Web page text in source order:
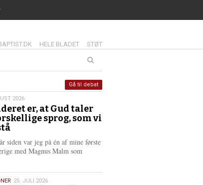
15.0:
HELE BLADET 16.0:
STØT
2026
er, at Gud taler
sprog, som vi
siden var jeg på én af mine første
med Magnus Malm som
25. JULI 2026
Gå til debat